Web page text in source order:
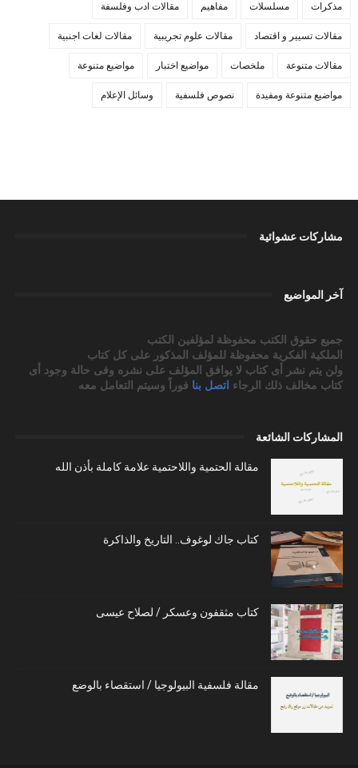
مذكرات مسلسلات مفاهيم مقالات ادب وفلسفة
مقالات تسيير و اقتصاد مقالات علوم تجريبية مقالات لغات اجنبية
مقالات متنوعة ملخصات مواضيع اختبار مواضيع متنوعة
مواضيع متنوعة ومفيدة نصوص فلسفية وسائل الإعلام
مشاركات عشوائية
آخر المواضيع
جميع حقوق الكتب محفوظة لمؤلفين الكتب
الملكية الفكرية محفوظة للمؤلف المذكور على كل كتاب
ولن يتم نشر أى كتاب لا يوافق المؤلف على نشره وفى حالة وجود أى
كتاب مخالف ذلك الرجاء اتصل بنا فوراً وسيتم التعامل معه
المشاركات الشائعة
مقالة الحتمية واللاحتمية علامة كاملة بأذن الله
كتاب جاك لوغوف.. التاريخ والذاكرة
كتاب مثقفون وعسكر / لصلاح عيسى
مقالة فلسفية البيولوجيا / استقصاء بالوضع